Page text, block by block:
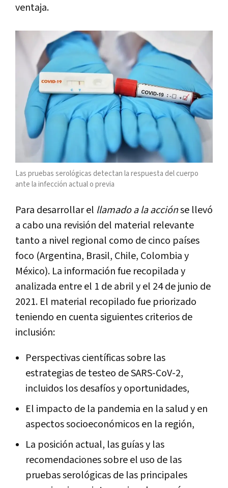
ventaja.
Las pruebas serológicas detectan la respuesta del cuerpo
ante la infección actual o previa
Para desarrollar el llamado a la acciónse llevó
a cabo una revisión del material relevante
tanto a nivel regional como de cinco países
foco (Argentina, Brasil, Chile, Colombia y
México). La información fue recopilada y
analizada entre el 1 de abril y el 24 de junio de
2021. El material recopilado fue priorizado
teniendo en cuenta siguientes criterios de
inclusión:
Perspectivas científicas sobre las
estrategias de testeo de SARS-CoV-2,
incluidos los desafíos y oportunidades,
El impacto de la pandemia en la salud y en
aspectos socioeconómicos en la región,
La posición actual, las guías y las
recomendaciones sobre el uso de las
pruebas serológicas de las principales